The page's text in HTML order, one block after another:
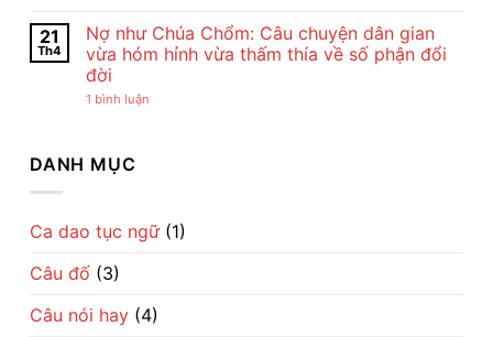
Viên
–
Vẻ
Đẹp
Của
Tình
Ru
Chế
Lan
Viên
–
Tiếng
Ru
Tình
đi
cày
–
Bài
đồng
dao
cả
quê
bình
luận
ở
Giận
mày
tao
Câu
chuyện
hỉnh
sâu
cay
trí
khôn
21
Th4
Nợ như Chúa Chổm: Câu chuyện dân gian
vừa hóm hỉnh vừa thấm thía về số phận đổi
đời
1 bình luận
vừa
hóm
về
số
DANH MỤC
Ca dao tục ngữ(1)
Câu đố (3)
Câu nói hay (4)